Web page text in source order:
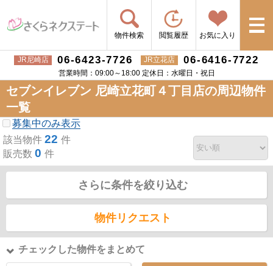
物件検索 閲覧履歴 お気に入り
JR尼崎店 06-6423-7726 JR立花店 06-6416-7722
営業時間：09:00～18:00 定休日：水曜日・祝日
セブンイレブン 尼崎立花町４丁目店の周辺物件
一覧
募集中のみ表示
該当物件 22 件
販売数 0 件
さらに条件を絞り込む
物件リクエスト
チェックした物件をまとめて